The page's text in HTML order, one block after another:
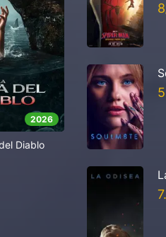
2026
Diablo
8